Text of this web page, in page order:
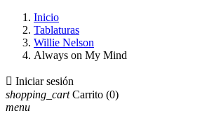
Inicio
Tablaturas
Willie Nelson
Always on My Mind
 Iniciar sesión
shopping_cart Carrito (0)
menu